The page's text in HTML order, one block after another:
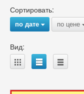
Сортировать:
по дате{ по цене
Вид:
A B C